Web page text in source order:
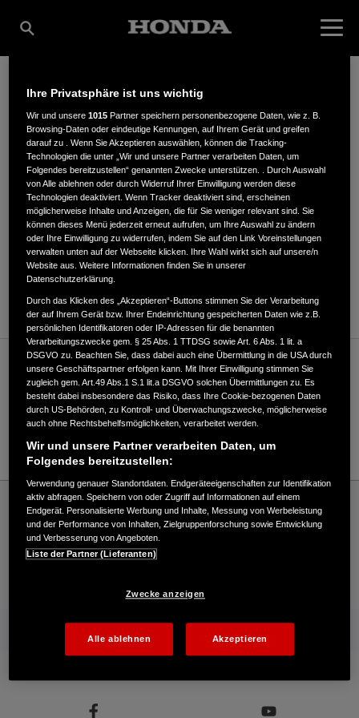
DETERDING GMBH
Erlenweg 20,30827,Garbsen
ANFAHRTSBESCHREIBUNG ANFORDERN
WEBSITE
Verkauf / Kundendienst
05131/4421-15
E-Mail
Honda
Industrie
Deterding GmbH - Industrie – Honda - HONDA Deutschland Offizielle Website | The
Power of Dreams
Mehr von Honda
Ihre Privatsphäre ist uns wichtig
Wir und unsere1015 Partner speichern personenbezogene Daten, wie z. B.
Browsing-Daten oder eindeutige Kennungen, auf Ihrem Gerät und greifen
darauf zu . Wenn Sie Akzeptieren auswählen, können die Tracking-
Technologien die unter „Wir und unsere Partner verarbeiten Daten, um
Folgendes bereitzustellen“ genannten Zwecke unterstützen. . Durch Auswahl
von Alle ablehnen oder durch Widerruf Ihrer Einwilligung werden diese
Technologien deaktiviert. Wenn Tracker deaktiviert sind, erscheinen
möglicherweise Inhalte und Anzeigen, die für Sie weniger relevant sind. Sie
können dieses Menü jederzeit erneut aufrufen, um Ihre Auswahl zu ändern
oder Ihre Einwilligung zu widerrufen, indem Sie auf den Link Voreinstellungen
verwalten unten auf der Webseite klicken. Ihre Wahl wirkt sich auf unsere/n
Website aus. Weitere Informationen finden Sie in unserer
Datenschutzerklärung.
Durch das Klicken des „Akzeptieren“-Buttons stimmen Sie der Verarbeitung
der auf Ihrem Gerät bzw. Ihrer Endeinrichtung gespeicherten Daten wie z.B.
persönlichen Identifikatoren oder IP-Adressen für die benannten
Verarbeitungszwecke gem. § 25 Abs. 1 TTDSG sowie Art. 6 Abs. 1 lit. a
DSGVO zu. Beachten Sie, dass dabei auch eine Übermittlung in die USA durch
unsere Geschäftspartner erfolgen kann. Mit Ihrer Einwilligung stimmen Sie
zugleich gem. Art.49 Abs.1 S.1 lit.a DSGVO solchen Übermittlungen zu. Es
besteht dabei insbesondere das Risiko, dass Ihre Cookie-bezogenen Daten
durch US-Behörden, zu Kontroll- und Überwachungszwecke, möglicherweise
auch ohne Rechtsbehelfsmöglichkeiten, verarbeitet werden.
Wir und unsere Partner verarbeiten Daten, um
Folgendes bereitzustellen:
Verwendung genauer Standortdaten. Endgeräteeigenschaften zur Identifikation
aktiv abfragen. Speichern von oder Zugriff auf Informationen auf einem
Endgerät. Personalisierte Werbung und Inhalte, Messung von Werbeleistung
und der Performance von Inhalten, Zielgruppenforschung sowie Entwicklung
und Verbesserung von Angeboten.
Liste der Partner (Lieferanten)
Zwecke anzeigen
Alle ablehnen Akzeptieren